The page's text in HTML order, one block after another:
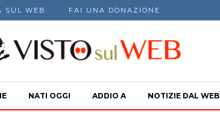
SUL WEB FAI UNA DONAZIONE
NATI OGGI ADDIO A NOTIZIE DAL WEB